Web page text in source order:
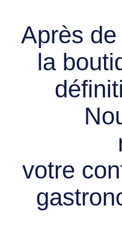
Après
la
votre